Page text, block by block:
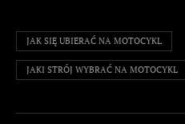
JAK SIĘ UBIERAĆ NA MOTOCYKL
JAKI STRÓJ WYBRAĆ NA MOTOCYKL